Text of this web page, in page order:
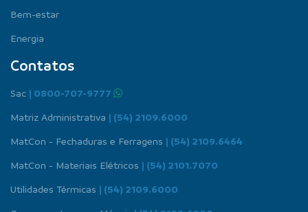
Bem-estar
Energia
Contatos
Sac | 0800-707-9777
Matriz Administrativa | (54) 2109.6000
MatCon - Fechaduras e Ferragens | (54) 2109.6464
MatCon - Materiais Elétricos | (54) 2101.7070
Utilidades Térmicas | (54) 2109.6000